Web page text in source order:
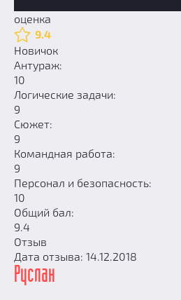
оценка
9.4
Новичок
Антураж:
10
Логические задачи:
9
Сюжет:
9
Командная работа:
9
Персонал и безопасность:
10
Общий бал:
9.4
Отзыв
Дата отзыва: 14.12.2018
Руслан